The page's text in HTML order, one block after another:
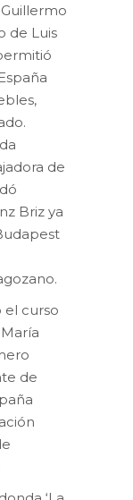
de Luis
de
Briz ya
el curso
de